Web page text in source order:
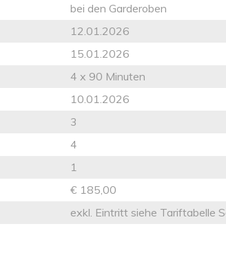
bei den Garderoben
12.01.2026
15.01.2026
4 x 90 Minuten
10.01.2026
3
4
1
€ 185,00
exkl. Eintritt siehe Tariftabelle